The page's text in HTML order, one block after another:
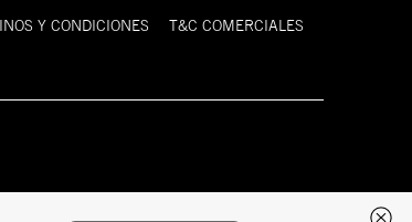
Y CONDICIONES T&C COMERCIALES